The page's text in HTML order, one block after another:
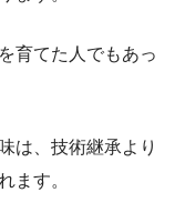
育てた人でもあっ
は、技術継承より
ます。